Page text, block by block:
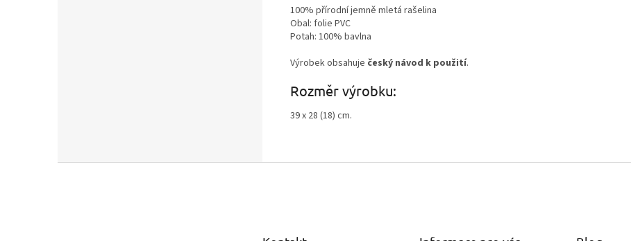
100% přírodní jemně mletá rašelina
Obal: folie PVC
Potah: 100% bavlna
Výrobek obsahuje český návod k použití.
Rozměr výrobku:
39 x 28 (18) cm.